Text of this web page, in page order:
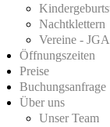
Nachtklettern
Vereine -
Öffnungszeiten
Preise
Buchungsanfrage
Über uns
Unser Team